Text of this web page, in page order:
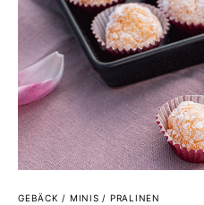
GEBÄCK / MINIS / PRALINEN